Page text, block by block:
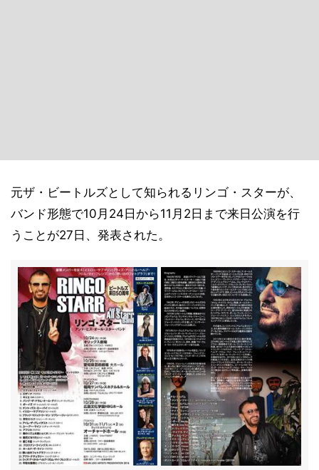
元ザ・ビートルズとして知られるリンゴ・スターが、
バンド形態で10月24日から11月2日まで来日公演を行
うことが27日、発表された。